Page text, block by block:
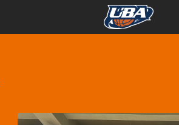
賽程表
賽程表